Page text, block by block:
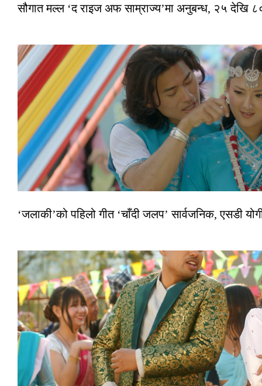
सौगात मल्ल ‘द राइज अफ साम्राज्य’मा अनुबन्ध, २५ देखि
‘जलाकी’को पहिलो गीत ‘चाँदी जलप’ सार्वजनिक, एसडी